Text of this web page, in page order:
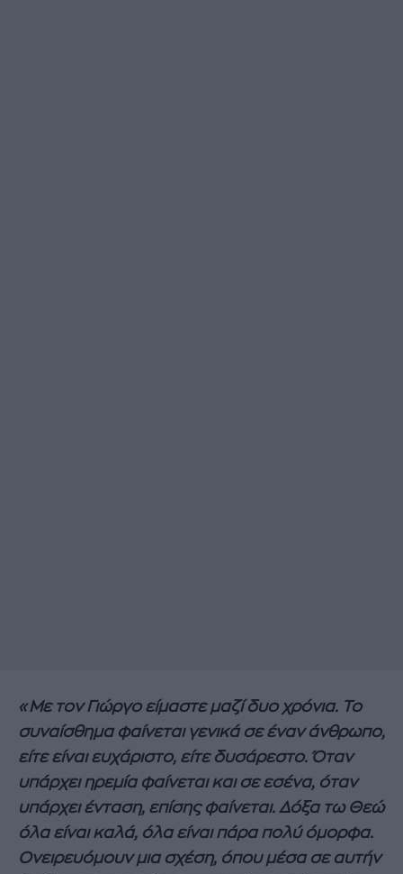
«Με τον Γιώργο είμαστε μαζί δυο χρόνια. Το
συναίσθημα φαίνεται γενικά σε έναν άνθρωπο,
είτε είναι ευχάριστο, είτε δυσάρεστο. Όταν
υπάρχει ηρεμία φαίνεται και σε εσένα, όταν
υπάρχει ένταση, επίσης φαίνεται. Δόξα τω Θεώ
όλα είναι καλά, όλα είναι πάρα πολύ όμορφα.
Ονειρευόμουν μια σχέση, όπου μέσα σε αυτήν